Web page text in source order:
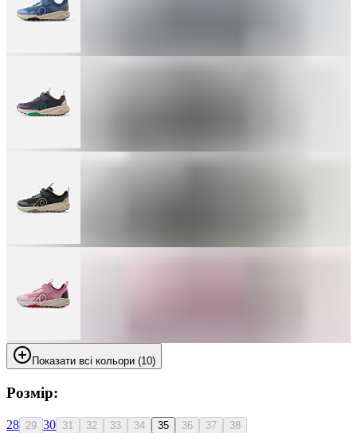
Показати всі кольори (10)
Розмір:
28 29 30 31 32 33 34 35 36 37 38